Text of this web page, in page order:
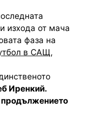
изхода от мача
фаза на
в САЩ,
Иренкий.
продължението